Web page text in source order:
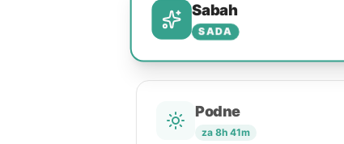
Sabah
SADA
Podne
za 8h 41m